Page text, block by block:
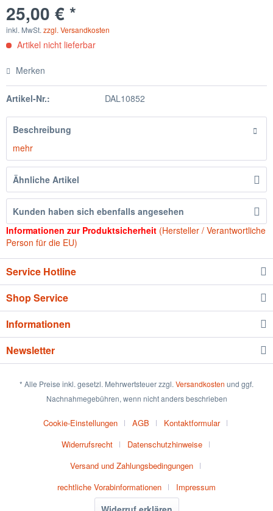
25,00 € *
inkl. MwSt. zzgl. Versandkosten
Artikel nicht lieferbar
Merken
Artikel-Nr.: DAL10852
Beschreibung
mehr
Ähnliche Artikel
Kunden haben sich ebenfalls angesehen
Informationen zur Produktsicherheit (Hersteller / Verantwortliche
Person für die EU)
Service Hotline
Shop Service
Informationen
Newsletter
* Alle Preise inkl. gesetzl. Mehrwertsteuer zzgl. Versandkosten und ggf.
Nachnahmegebühren, wenn nicht anders beschrieben
Cookie-Einstellungen AGB
Kontaktformular
Widerrufsrecht
Datenschutzhinweise
Versand und Zahlungsbedingungen
rechtliche Vorabinformationen
Impressum